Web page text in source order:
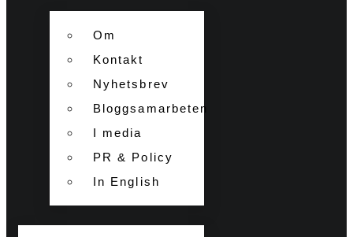
Om
Kontakt
Nyhetsbrev
Bloggsamarbeten
I media
PR & Policy
In English